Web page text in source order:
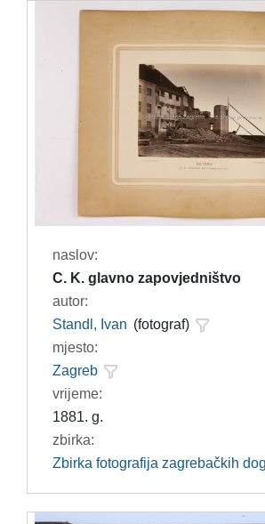
naslov:
C. K. glavno zapovjedništvo
autor:
Standl, Ivan (fotograf)
mjesto:
Zagreb
vrijeme:
1881. g.
zbirka:
Zbirka fotografija zagrebačkih